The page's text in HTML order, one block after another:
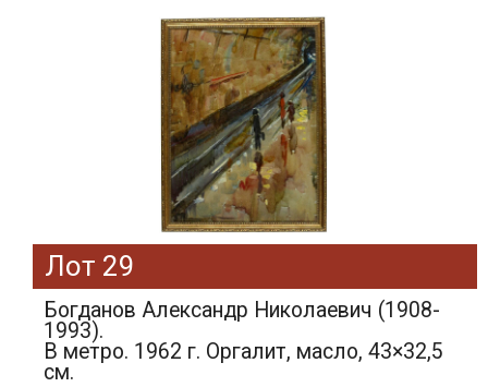
Лот 29
Богданов Александр Николаевич (1908-
1993).
В метро. 1962 г. Оргалит, масло, 43×32,5
см.